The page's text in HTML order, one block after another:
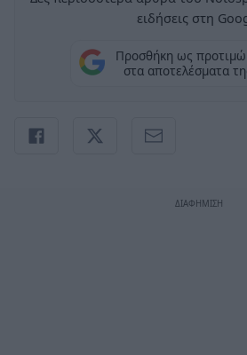
ειδήσεις στη
Προσθήκη ως
στα αποτελέσματα